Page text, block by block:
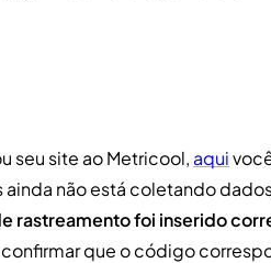
seu site ao Metricool, aqui
não está coletando
rastreamento foi inserido
que o código